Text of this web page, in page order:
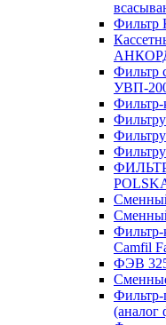
Фильтр
Фильтр
УВП-
Фильтр-
Фильтр-
Camfil
ФЭВ
Фильтр-
(аналог